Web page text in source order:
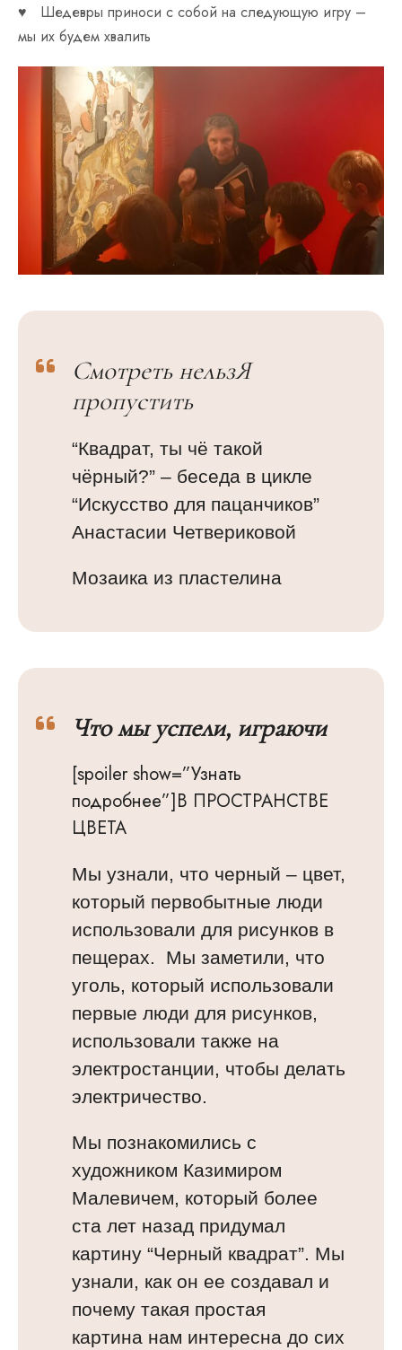
♥
Шедевры приноси с собой на следующую игру –
мы их будем хвалить
Смотреть нельзЯ
пропустить
“Квадрат, ты чё такой
чёрный?” – беседа в цикле
“Искусство для пацанчиков”
Анастасии Четвериковой
Мозаика из пластелина
Что мы успели, играючи
[spoiler show=”Узнать
подробнее”]В ПРОСТРАНСТВЕ
ЦВЕТА
Мы узнали, что черный – цвет,
который первобытные люди
использовали для рисунков в
пещерах. Мы заметили, что
уголь, который использовали
первые люди для рисунков,
использовали также на
электростанции, чтобы делать
электричество.
Мы познакомились с
художником Казимиром
Малевичем, который более
ста лет назад придумал
картину “Черный квадрат”. Мы
узнали, как он ее создавал и
почему такая простая
картина нам интересна до сих